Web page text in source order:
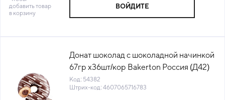
добавить товар
в корзину
ВОЙДИТЕ
Донат шоколад с шоколадной начинкой
67гр х36шт/кор Bakerton Россия (Д42)
(60095) (КОД 54382) (-18°С)
Код: 54382
Штрих-код: 4607065716783